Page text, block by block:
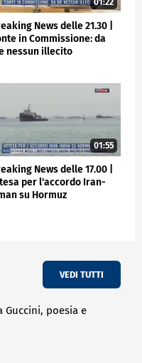
01:22
News delle 21.30 |
in Commissione: da
nessun illecito
01:55
News delle 17.00 |
per l'accordo Iran-
su Hormuz
VEDI TUTTI
Guccini, poesia e